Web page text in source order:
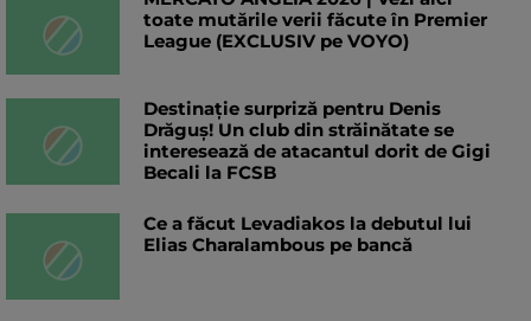
toate mutările verii făcute în Premier
League (EXCLUSIV pe VOYO)
Destinație surpriză pentru Denis
Drăguș! Un club din străinătate se
interesează de atacantul dorit de Gigi
Becali la FCSB
Ce a făcut Levadiakos la debutul lui
Elias Charalambous pe bancă